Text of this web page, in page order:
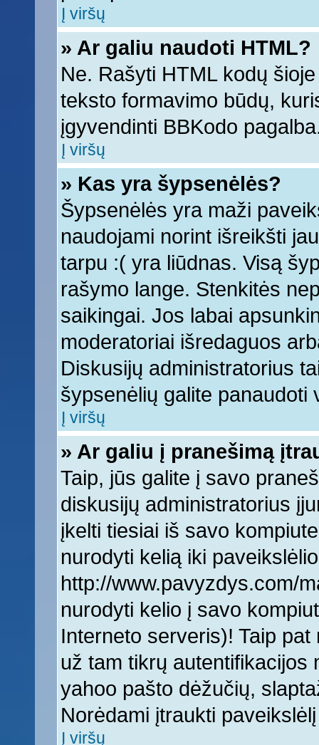
Į viršų
» Ar galiu naudoti HTML?
Ne. Rašyti HTML kodų
teksto formavimo būdų,
įgyvendinti BBKodo
Į viršų
» Kas yra šypsenėlės?
Šypsenėlės yra maži
naudojami norint išreikšti
tarpu :( yra liūdnas. Visą
rašymo lange. Stenkitės
saikingai. Jos labai
moderatoriai išredaguos
Diskusijų administratorius
šypsenėlių galite panaudoti
Į viršų
» Ar galiu į pranešimą
Taip, jūs galite į savo
diskusijų administratorius
įkelti tiesiai iš savo
nurodyti kelią iki
http://www.pavyzdys.com/
nurodyti kelio į savo
Interneto serveris)! Taip
už tam tikrų autentifikacijos
yahoo pašto dėžučių,
Norėdami įtraukti
Į viršų